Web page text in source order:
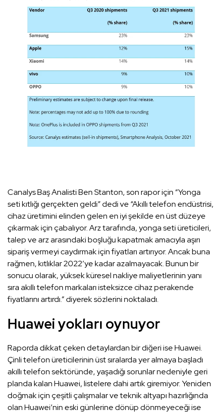
Canalys Baş Analisti Ben Stanton, son rapor için “Yonga
seti kıtlığı gerçekten geldi” dedi ve “Akıllı telefon endüstrisi,
cihaz üretimini elinden gelen en iyi şekilde en üst düzeye
çıkarmak için çabalıyor. Arz tarafında, yonga seti üreticileri,
talep ve arz arasındaki boşluğu kapatmak amacıyla aşırı
sipariş vermeyi caydırmak için fiyatları artırıyor. Ancak buna
rağmen, kıtlıklar 2022’ye kadar azalmayacak. Bunun bir
sonucu olarak, yüksek küresel nakliye maliyetlerinin yanı
sıra akıllı telefon markaları isteksizce cihaz perakende
fiyatlarını artırdı.” diyerek sözlerini noktaladı.
Huawei yokları oynuyor
Raporda dikkat çeken detaylardan bir diğeri ise Huawei.
Çinli telefon üreticilerinin üst sıralarda yer almaya başladı
akıllı telefon sektöründe, yaşadığı sorunlar nedeniyle geri
planda kalan Huawei, listelere dahi artık giremiyor. Yeniden
doğmak için çeşitli çalışmalar ve teknik altyapı hazırlığında
olan Huawei’nin eski günlerine dönüp dönmeyeceği ise